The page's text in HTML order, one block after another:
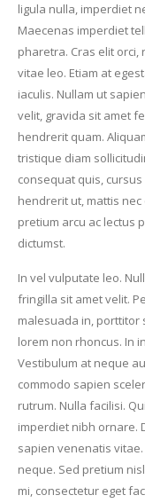
ligula nulla, imperdiet
Maecenas imperdiet
pharetra. Cras elit
vitae leo. Etiam at
iaculis. Nullam ut
velit, gravida sit amet
hendrerit quam.
tristique diam
consequat quis,
hendrerit ut, mattis
pretium arcu ac lectus
dictumst.
In vel vulputate leo.
fringilla sit amet velit.
malesuada in, porttitor
lorem non rhoncus. In
Vestibulum at neque
commodo sapien
rutrum. Nulla facilisi.
imperdiet nibh ornare.
sapien venenatis
neque. Sed pretium
mi, consectetur eget